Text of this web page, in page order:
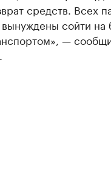
средств. Всех
сойти на
—